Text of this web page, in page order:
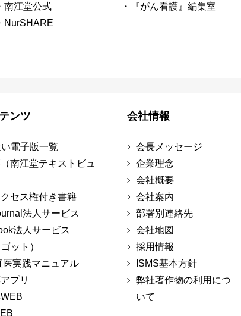
南江堂公式
NurSHARE
・『がん看護』編集室
ンツ
電子版一覧
南江堂テキストビュ
セス権付き書籍
法人サービス
法人サービス
ット）
医実践マニュアル
プリ
会社情報
会長メッセージ
企業理念
会社概要
会社案内
部署別連絡先
会社地図
採用情報
ISMS基本方針
弊社著作物の利用につ
いて